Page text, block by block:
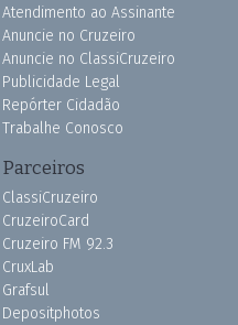
Atendimento ao Assinante
Anuncie no Cruzeiro
Anuncie no ClassiCruzeiro
Publicidade Legal
Repórter Cidadão
Trabalhe Conosco
Parceiros
ClassiCruzeiro
CruzeiroCard
Cruzeiro FM 92.3
CruxLab
Grafsul
Depositphotos